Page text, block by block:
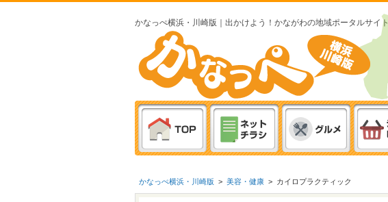
かなっぺ横浜・川崎版｜出かけよう！かながわの地域ポータルサイト
かなっぺ横浜・川崎版 > 美容・健康 > カイロプラクティック